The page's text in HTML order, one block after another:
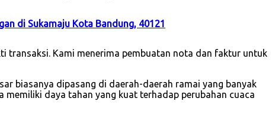
di Sukamaju Kota Bandung, 40121
transaksi. Kami menerima pembuatan nota dan faktur untuk
biasanya dipasang di daerah-daerah ramai yang banyak
daya tahan yang kuat terhadap perubahan cuaca